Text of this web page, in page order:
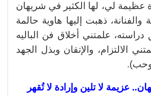
عظيمة لي، لها الكثير في شريهان
والفنانة، ذهبت إليها هاوية حالمة
علمتني أخلاق فن الباليه
الالتزام، والإتقان وبذل الجهد
وحب).
عزيمة لا تلين وإرادة لا تُقهر